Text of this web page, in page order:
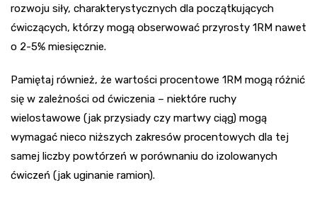
rozwoju siły, charakterystycznych dla początkujących
ćwiczących, którzy mogą obserwować przyrosty 1RM nawet
o 2-5% miesięcznie.
Pamiętaj również, że wartości procentowe 1RM mogą różnić
się w zależności od ćwiczenia – niektóre ruchy
wielostawowe (jak przysiady czy martwy ciąg) mogą
wymagać nieco niższych zakresów procentowych dla tej
samej liczby powtórzeń w porównaniu do izolowanych
ćwiczeń (jak uginanie ramion).